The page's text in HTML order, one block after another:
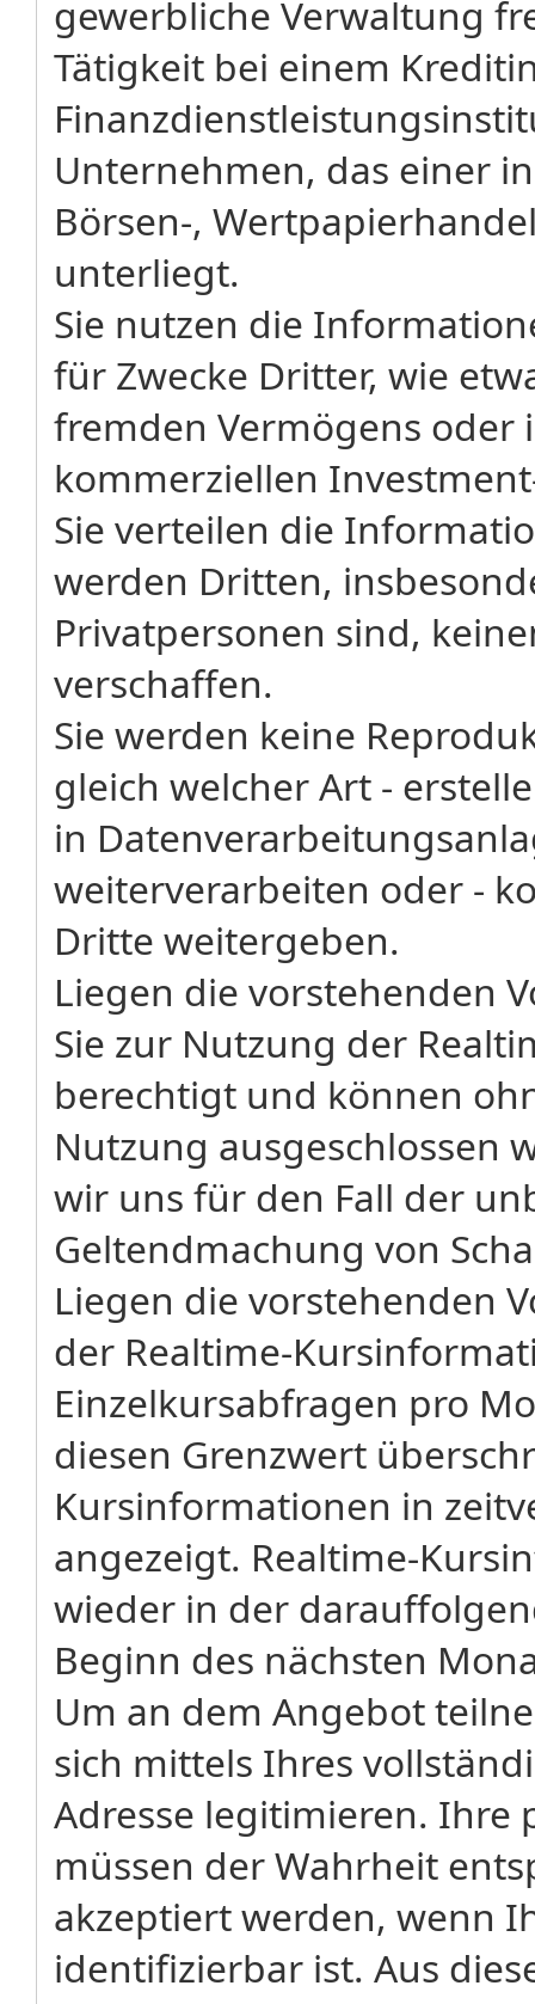
gewerbliche Verwaltung
Tätigkeit bei einem
Unternehmen, das einer
Börsen-,
unterliegt.
Sie nutzen die
für Zwecke Dritter, wie
fremden Vermögens oder
kommerziellen
Sie verteilen die
werden Dritten,
Privatpersonen sind,
verschaffen.
Sie werden keine
gleich welcher Art -
in
weiterverarbeiten oder -
Dritte weitergeben.
Liegen die vorstehenden
Sie zur Nutzung der
berechtigt und können
Nutzung ausgeschlossen
wir uns für den Fall der
Geltendmachung von
Liegen die vorstehenden
der Realtime-
Einzelkursabfragen pro
diesen Grenzwert
Kursinformationen in
angezeigt. Realtime-
wieder in der
Beginn des nächsten
Um an dem Angebot
sich mittels Ihres
Adresse legitimieren. Ihre
müssen der Wahrheit
akzeptiert werden, wenn
identifizierbar ist. Aus